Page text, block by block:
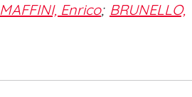
MAFFINI, Enrico; BRUNELLO,